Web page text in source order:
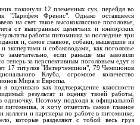
покинули 12 племенных сук, перейдя во
"Ларифем Френис". Однако оставшееся
на свет такое высококлассное поголовье,
от выигранных щенячьих и юниорских
работы питомника за последние три
и, самое главное, собаки, вышедшие из
экспертами и собаководами, как поголовье
замечательно, если раньше мы завозили
теперь за перспективным поголовьем едут к
17 титулов "Интерчемпион", 79 Чемпионов
Клуба, огромное количество
Мира и Европы.
как подтверждение классности
результат и оценку твоей работы,
одиночку. Поэтому подходя к официальной
питомника, я хочу отметить самое главное
и партнеры по работе в питомнике,
которые разделяют с тобой весь груз